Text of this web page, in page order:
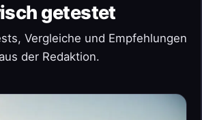
getestet
Vergleiche und Empfehlungen
aus der Redaktion.